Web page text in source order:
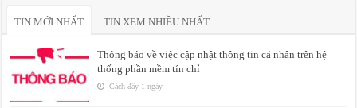
TIN MỚI NHẤT TIN XEM NHIỀU NHẤT
Thông báo về việc cập nhật thông tin cá nhân trên hệ
thống phần mềm tín chỉ
Cách đây 1 ngày